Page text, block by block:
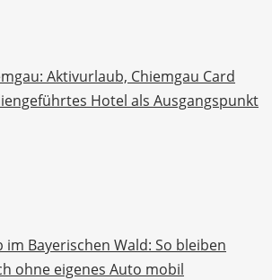
Aktivurlaub, Chiemgau Card
Hotel als Ausgangspunkt
Bayerischen Wald: So bleiben
ohne eigenes Auto mobil